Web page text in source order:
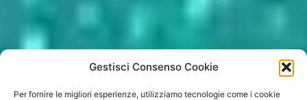
Gestisci Consenso Cookie
Per fornire le migliori esperienze, utilizziamo tecnologie come i cookie